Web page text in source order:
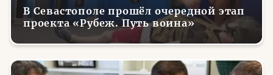
В Севастополе прошёл очередной этап
проекта «Рубеж. Путь воина»